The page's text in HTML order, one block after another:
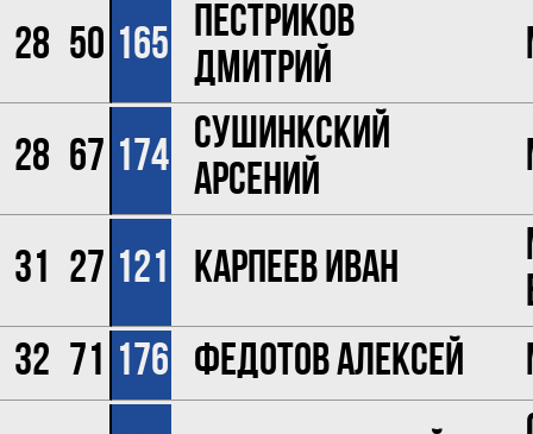
28 50 165 Пестриков
Дмитрий
28 67 174 Сушинкский
Арсений
31 27 121 Карпеев Иван
32 71 176 Федотов Алексей